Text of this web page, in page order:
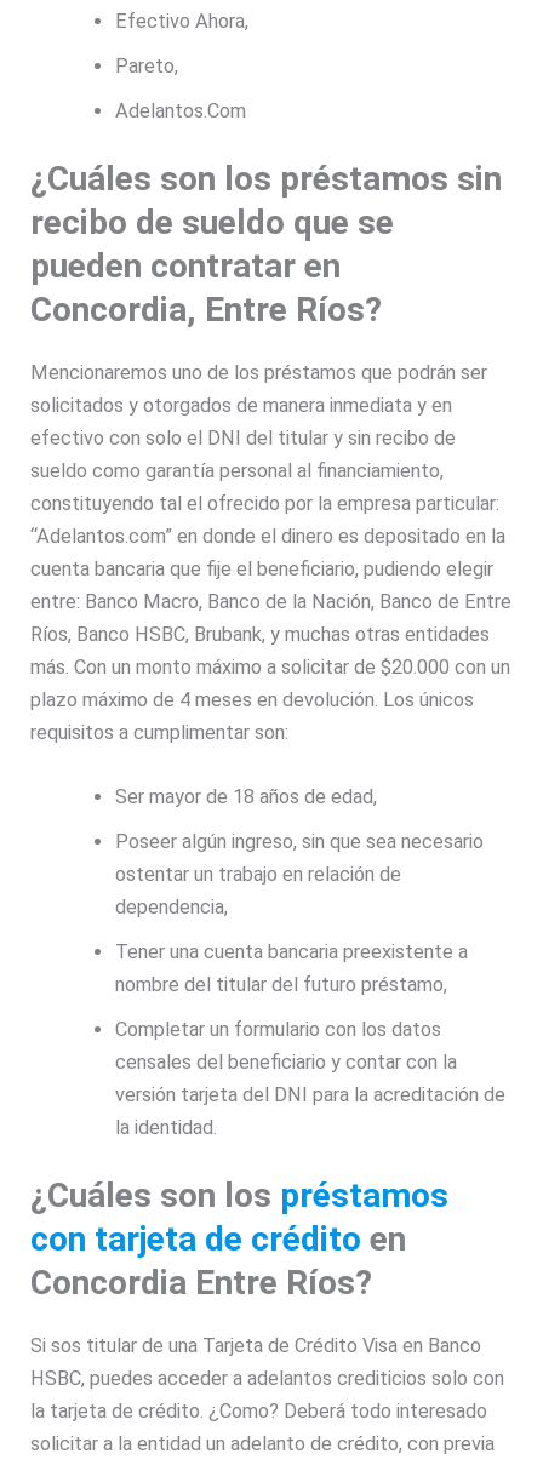
Efectivo Ahora,
Pareto,
Adelantos.Com
¿Cuáles son los préstamos sin
recibo de sueldo que se
pueden contratar en
Concordia, Entre Ríos?
Mencionaremos uno de los préstamos que podrán ser
solicitados y otorgados de manera inmediata y en
efectivo con solo el DNI del titular y sin recibo de
sueldo como garantía personal al financiamiento,
constituyendo tal el ofrecido por la empresa particular:
“Adelantos.com” en donde el dinero es depositado en la
cuenta bancaria que fije el beneficiario, pudiendo elegir
entre: Banco Macro, Banco de la Nación, Banco de Entre
Ríos, Banco HSBC, Brubank, y muchas otras entidades
más. Con un monto máximo a solicitar de $20.000 con un
plazo máximo de 4 meses en devolución. Los únicos
requisitos a cumplimentar son:
Ser mayor de 18 años de edad,
Poseer algún ingreso, sin que sea necesario
ostentar un trabajo en relación de
dependencia,
Tener una cuenta bancaria preexistente a
nombre del titular del futuro préstamo,
Completar un formulario con los datos
censales del beneficiario y contar con la
versión tarjeta del DNI para la acreditación de
la identidad.
¿Cuáles son los préstamos
con tarjeta de crédito en
Concordia Entre Ríos?
Si sos titular de una Tarjeta de Crédito Visa en Banco
HSBC, puedes acceder a adelantos crediticios solo con
la tarjeta de crédito. ¿Como? Deberá todo interesado
solicitar a la entidad un adelanto de crédito, con previa